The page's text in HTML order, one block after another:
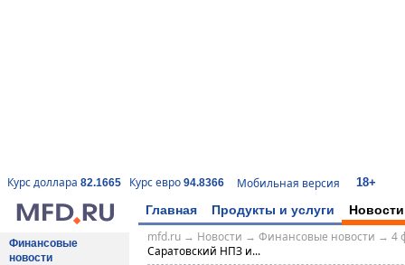
Курс доллара 82.1665 Курс евро 94.8366 Мобильная версия 18+
Главная Продукты и услуги Новости
Финансовые
новости
mfd.ru→ Новости → Финансовые новости → 4
Саратовский НПЗ и...